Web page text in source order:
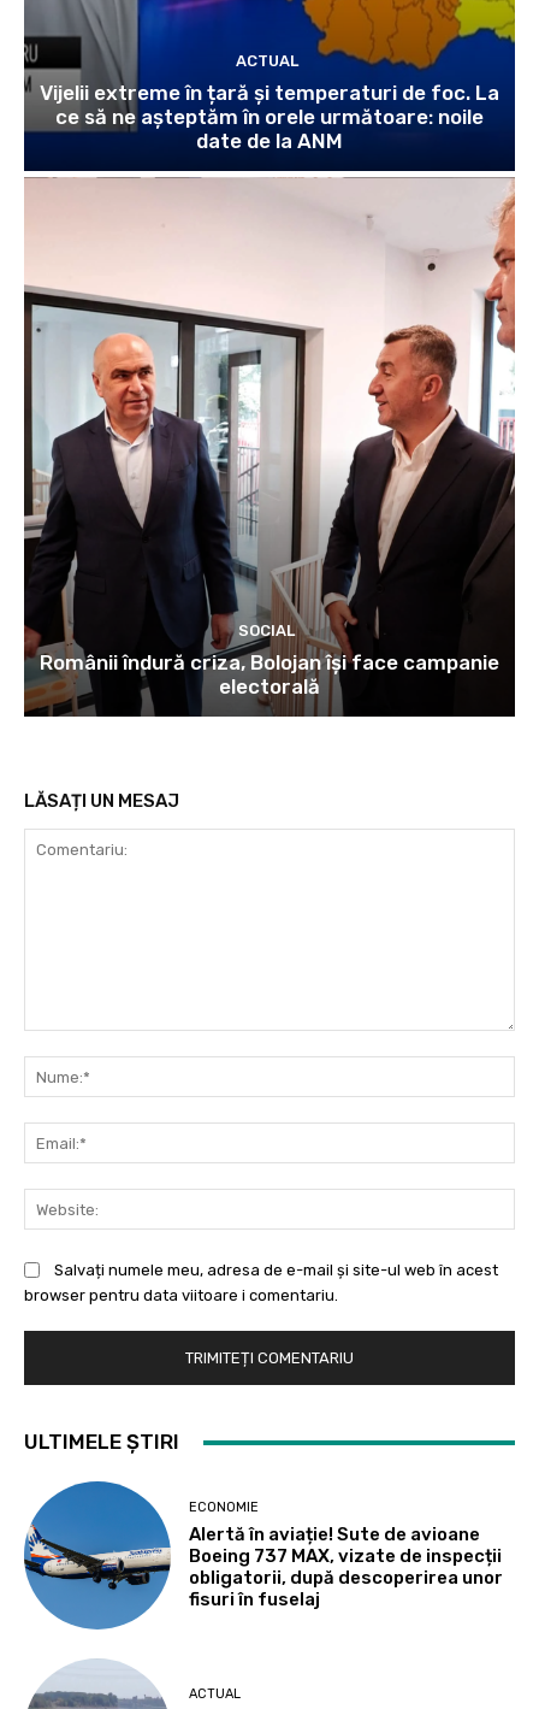
ACTUAL
Vijelii extreme în țară și temperaturi de foc. La
ce să ne așteptăm în orele următoare: noile
date de la ANM
SOCIAL
Românii îndură criza, Bolojan își face campanie
electorală
LĂSAȚI UN MESAJ
Salvați numele meu, adresa de e-mail și site-ul web în acest
browser pentru data viitoare i comentariu.
ULTIMELE ȘTIRI
ECONOMIE
Alertă în aviație! Sute de avioane
Boeing 737 MAX, vizate de inspecții
obligatorii, după descoperirea unor
fisuri în fuselaj
ACTUAL